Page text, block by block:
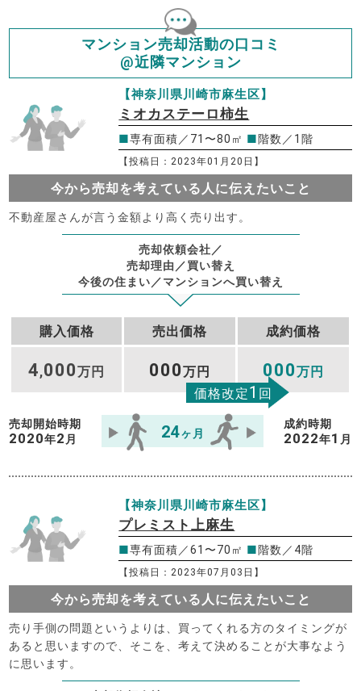
マンション売却活動の口コミ
@近隣マンション
【神奈川県川崎市麻生区】
ミオカステーロ柿生
■専有面積／71〜80㎡ ■階数／1階
【投稿日：2023年01月20日】
今から売却を考えている人に伝えたいこと
不動産屋さんが言う金額より高く売り出す。
売却依頼会社／
売却理由／買い替え
今後の住まい／マンションへ買い替え
購入価格 売出価格 成約価格
4,000万円 000万円 000万円
価格改定1 回
売却開始時期
2020年2 月 24ヶ月
成約時期
2022年1 月
【神奈川県川崎市麻生区】
プレミスト上麻生
■専有面積／61〜70㎡ ■階数／4階
【投稿日：2023年07月03日】
今から売却を考えている人に伝えたいこと
売り手側の問題というよりは、買ってくれる方のタイミングが
あると思いますので、そこを、考えて決めることが大事なよう
に思います。